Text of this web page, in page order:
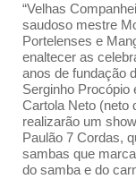
“Velhas
saudoso mestre
Portelenses e
enaltecer as
anos de fundação
Serginho Procópio
Cartola Neto (neto
realizarão um
Paulão 7 Cordas,
sambas que
do samba e do